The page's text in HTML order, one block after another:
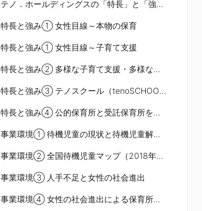
テノ．ホールディングスの「特長」と「強み」
特長と強み① 女性目線～本物の保育
特長と強み① 女性目線～子育て支援
特長と強み② 多様な子育て支援・多様な働き方
特長と強み③ テノスクール（tenoSCHOOL）
特長と強み④ 公的保育所と受託保育所を両輪で展開
事業環境① 待機児童の現状と待機児童解消に向けた取組
事業環境② 全国待機児童マップ（2018年4月1日）
事業環境③ 人手不足と女性の社会進出
事業環境④ 女性の社会進出による保育所ニーズの高まり